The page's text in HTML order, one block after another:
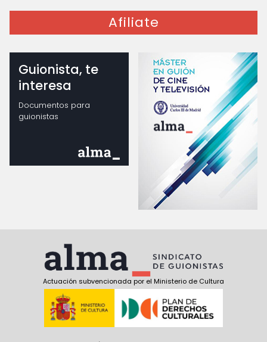
Afiliate
Guionista, te
interesa
Documentos para
guionistas
Actuación subvencionada por el Ministerio de Cultura